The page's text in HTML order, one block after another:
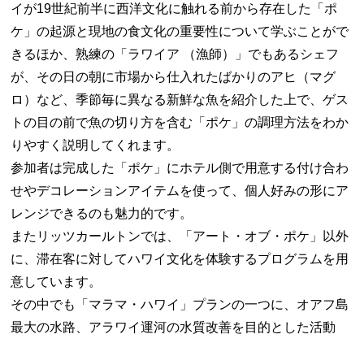
イが19世紀前半に西洋文化に触れる前から存在した「ポ
ケ」の起源と現地の食文化の重要性について学ぶことがで
きるほか、熟練の「ラワイア （漁師）」でもあるシェフ
が、その日の朝に市場から仕入れたばかりのアヒ（マグ
ロ）など、季節毎に異なる新鮮な魚を紹介した上で、ゲス
トの目の前で魚の切り方を含む「ポケ」の調理方法をわか
りやすく説明してくれます。
参加者は完成した「ポケ」にホテル側で用意する付け合わ
せやデコレーションアイテムを使って、個人好みの形にア
レンジできるのも魅力的です。
またリッツカールトンでは、「アート・オブ・ポケ」以外
に、滞在客に対してハワイ文化を体験するプログラムを用
意しています。
その中でも「マラマ・ハワイ」プランの一つに、オアフ島
最大の水路、アラワイ運河の水質改善を目的とした活動